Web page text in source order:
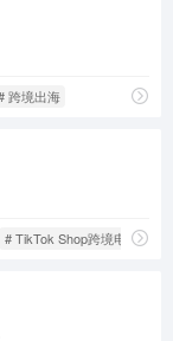
跨境出海
# TikTok Shop跨境电商